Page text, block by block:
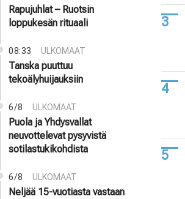
Rapujuhlat – Ruotsin
loppukesän rituaali
08:33 ULKOMAAT
Tanska puuttuu
tekoälyhuijauksiin
6/8 ULKOMAAT
Puola ja Yhdysvallat
neuvottelevat pysyvistä
sotilastukikohdista
6/8 ULKOMAAT
Neljää 15-vuotiasta vastaan